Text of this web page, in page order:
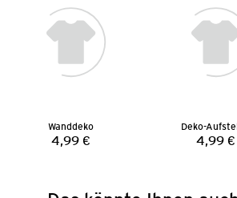
Wanddeko
Preis:
4,99 €
Deko-
4,99 €